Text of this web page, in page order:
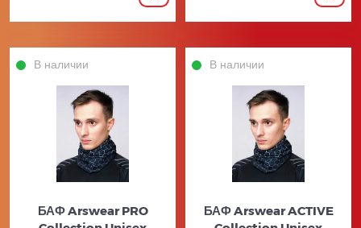
В наличии
БАФ Arswear PRO
В наличии
БАФ Arswear ACTIVE